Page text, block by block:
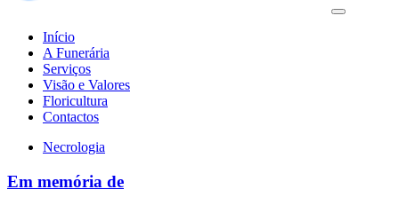
Início
A Funerária
Serviços
Visão e Valores
Floricultura
Contactos
Necrologia
Em memória de